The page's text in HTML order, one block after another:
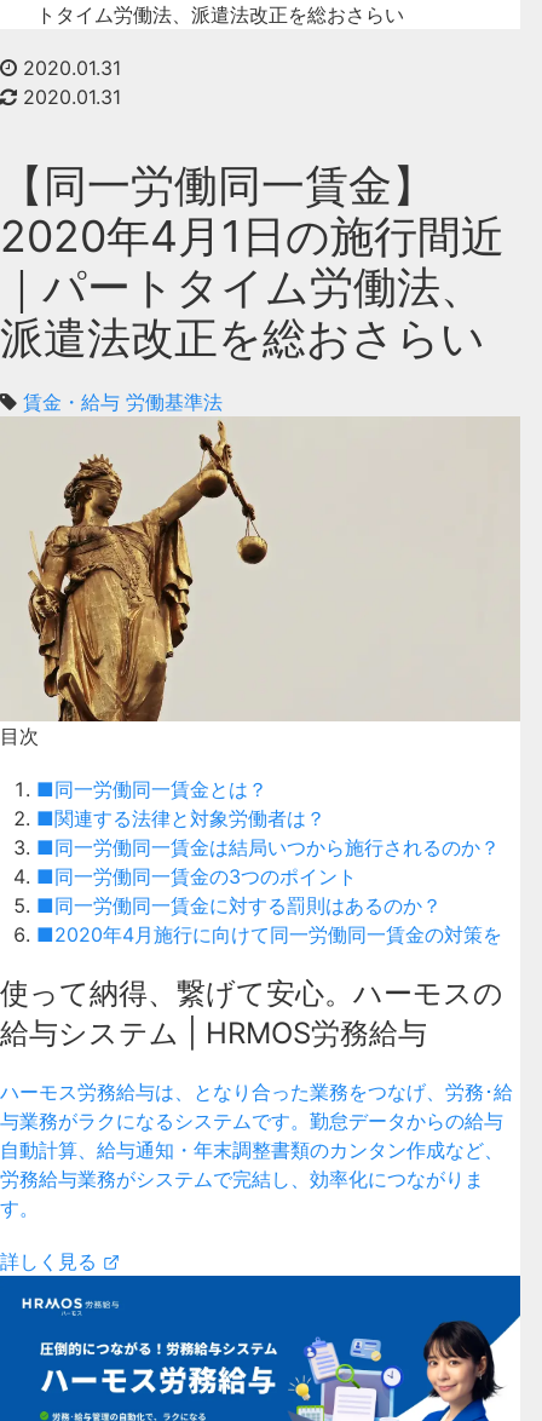
トタイム労働法、派遣法改正を総おさらい
2020.01.31
2020.01.31
【同一労働同一賃金】
2020年4月1日の施行間近
｜パートタイム労働法、
派遣法改正を総おさらい
賃金・給与 労働基準法
目次
■同一労働同一賃金とは？
■関連する法律と対象労働者は？
■同一労働同一賃金は結局いつから施行されるのか？
■同一労働同一賃金の3つのポイント
■同一労働同一賃金に対する罰則はあるのか？
■2020年4月施行に向けて同一労働同一賃金の対策を
使って納得、繋げて安心。ハーモスの
給与システム | HRMOS労務給与
ハーモス労務給与は、となり合った業務をつなげ、労務･給
与業務がラクになるシステムです。勤怠データからの給与
自動計算、給与通知・年末調整書類のカンタン作成など、
労務給与業務がシステムで完結し、効率化につながりま
す。
詳しく見る